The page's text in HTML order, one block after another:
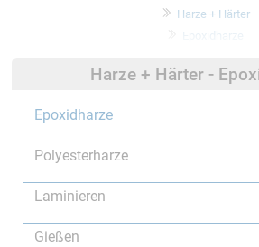
Harze + Härter
Epoxidharze
Harze + Härter -
Epoxidharze
Polyesterharze
Laminieren
Gießen